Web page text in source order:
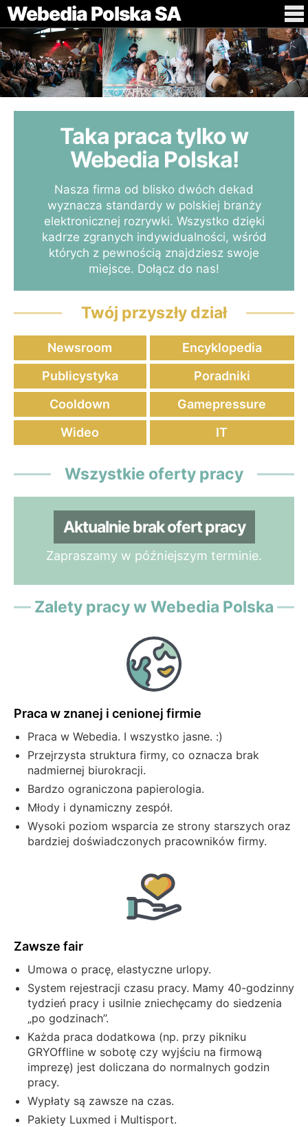
Webedia Polska SA
Taka praca tylko w
Webedia Polska!
Nasza firma od blisko dwóch dekad
wyznacza standardy w polskiej branży
elektronicznej rozrywki. Wszystko dzięki
kadrze zgranych indywidualności, wśród
których z pewnością znajdziesz swoje
miejsce. Dołącz do nas!
Twój przyszły dział
Newsroom
Encyklopedia
Publicystyka
Poradniki
Cooldown
Gamepressure
Wideo
IT
Wszystkie oferty pracy
Aktualnie brak ofert pracy
Zapraszamy w późniejszym terminie.
Zalety pracy w Webedia Polska
Praca w znanej i cenionej firmie
Praca w Webedia. I wszystko jasne. :)
Przejrzysta struktura firmy, co oznacza brak
nadmiernej biurokracji.
Bardzo ograniczona papierologia.
Młody i dynamiczny zespół.
Wysoki poziom wsparcia ze strony starszych oraz
bardziej doświadczonych pracowników firmy.
Zawsze fair
Umowa o pracę, elastyczne urlopy.
System rejestracji czasu pracy. Mamy 40-godzinny
tydzień pracy i usilnie zniechęcamy do siedzenia
„po godzinach”.
Każda praca dodatkowa (np. przy pikniku
GRYOffline w sobotę czy wyjściu na firmową
imprezę) jest doliczana do normalnych godzin
pracy.
Wypłaty są zawsze na czas.
Pakiety Luxmed i Multisport.